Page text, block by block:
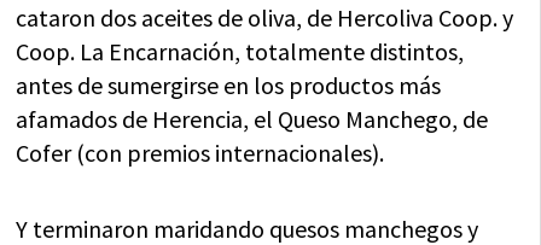
cataron dos aceites de oliva, de Hercoliva Coop. y
Coop. La Encarnación, totalmente distintos,
antes de sumergirse en los productos más
afamados de Herencia, el Queso Manchego, de
Cofer (con premios internacionales).
Y terminaron maridando quesos manchegos y